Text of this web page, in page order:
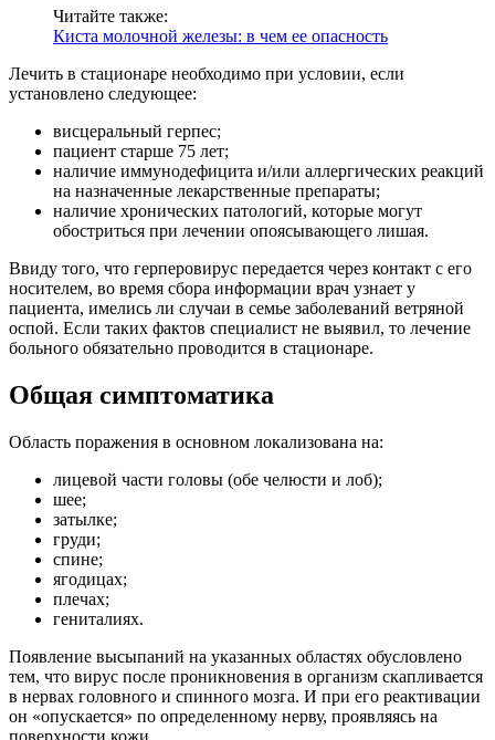
Читайте также:
Киста молочной железы: в чем ее опасность
Лечить в стационаре необходимо при условии, если
установлено следующее:
висцеральный герпес;
пациент старше 75 лет;
наличие иммунодефицита и/или аллергических реакций
на назначенные лекарственные препараты;
наличие хронических патологий, которые могут
обостриться при лечении опоясывающего лишая.
Ввиду того, что герперовирус передается через контакт с его
носителем, во время сбора информации врач узнает у
пациента, имелись ли случаи в семье заболеваний ветряной
оспой. Если таких фактов специалист не выявил, то лечение
больного обязательно проводится в стационаре.
Общая симптоматика
Область поражения в основном локализована на:
лицевой части головы (обе челюсти и лоб);
шее;
затылке;
груди;
спине;
ягодицах;
плечах;
гениталиях.
Появление высыпаний на указанных областях обусловлено
тем, что вирус после проникновения в организм скапливается
в нервах головного и спинного мозга. И при его реактивации
он «опускается» по определенному нерву, проявляясь на
поверхности кожи.